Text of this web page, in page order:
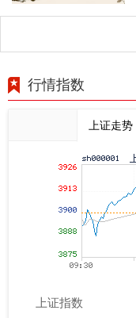
行情指数
上证走势
上证指数